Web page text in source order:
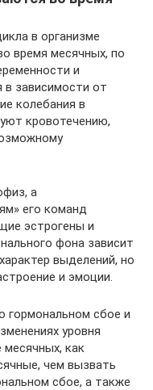
в организме
время месячных, по
и
в зависимости от
колебания в
кровотечению,
а
его команд
эстрогены и
фона зависит
выделений, но
и эмоции.
гормональном сбое и
уровня
месячных, как
чем вызвать
сбое, а также